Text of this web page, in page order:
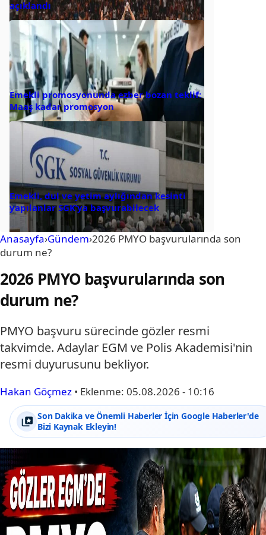
açıklandı
Emekli promosyonunda ezber bozan teklif:
Maaş kadar promosyon
Emekli, dul ve yetim aylığından kesinti
yapılanlar SGK’ya başvurabilecek
Anasayfa›Gündem›2026 PMYO başvurularında son
durum ne?
2026 PMYO başvurularında son
durum ne?
PMYO başvuru sürecinde gözler resmi
takvimde. Adaylar EGM ve Polis Akademisi'nin
resmi duyurusunu bekliyor.
Hakan Göçmez • Eklenme: 05.08.2026 - 10:16
Son Dakika ve Önemli Haberler İçin Google Haberler'de
Bizi Kaynak Ekleyin!